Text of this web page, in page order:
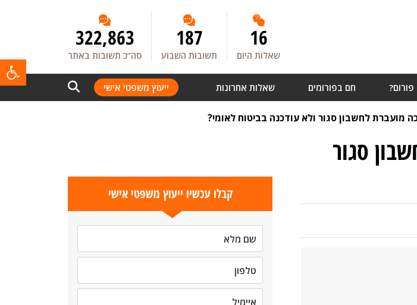
16
שאלות היום
187
תשובות השבוע
322,863
סה”כ תשובות באתר
חם בפורומים שאלות אחרונות ייעוץ משפטי אישי
לחשבון סגור ולא עודכנה בביטוח לאומי?
סגור
קבלו עכשיו ייעוץ משפטי אישי